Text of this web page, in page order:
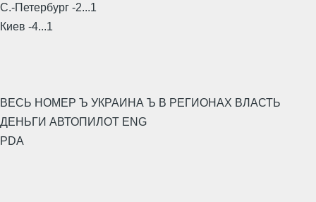
С.-Петербург -2...1
Киев -4...1
ВЕСЬ НОМЕР Ъ УКРАИНА Ъ В РЕГИОНАХ ВЛАСТЬ
ДЕНЬГИ АВТОПИЛОТ ENG
PDA